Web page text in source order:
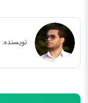
نویسنده: